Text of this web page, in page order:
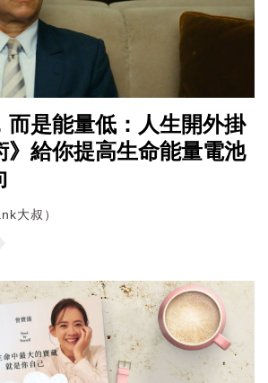
而是能量低：人生開外掛
》給你提高生命能量電池
大叔）